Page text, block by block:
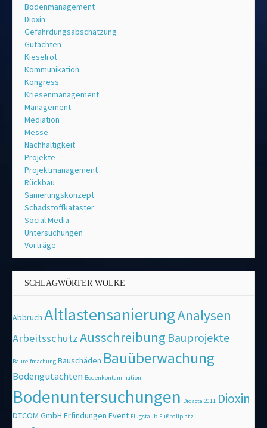
Bodenmanagement
Dioxin
Gefährdungsabschätzung
Gutachten
Kieselrot
Kommunikation
Kongress
Kriesenmanagement
Management
Mediation
Messe
Nachhaltigkeit
Projekte
Projektmanagement
Rückbau
Sanierungskonzept
Schadstoffkataster
Social Media
Untersuchungen
Vorträge
SCHLAGWÖRTER WOLKE
Abbruch AltlastensanierungAnalysen
ArbeitsschutzAusschreibung Bauprojekte
Baureifmachung Bauschäden Bauüberwachung
Bodengutachten Bodenkontamination
Bodenuntersuchungen Didacta 2011 Dioxin
DTCOM GmbH Erfindungen Event Flugstaub Fußballplatz